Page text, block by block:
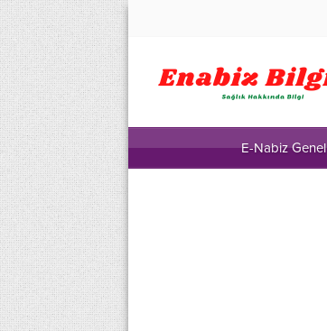
E-Nabiz Genel